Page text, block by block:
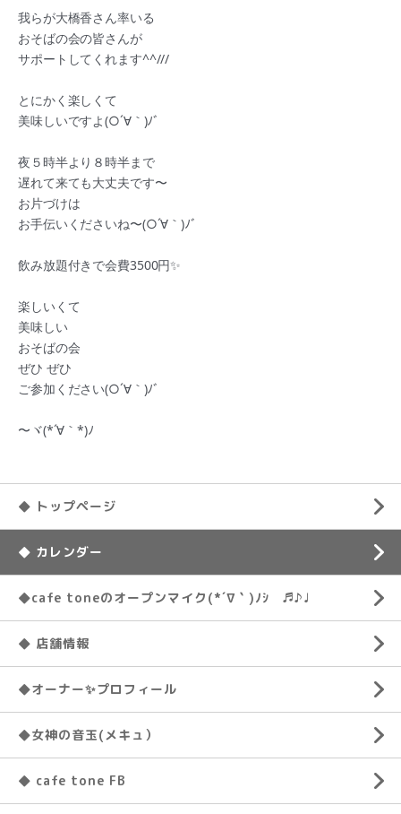
我らが大橋香さん率いる
おそばの会の皆さんが
サポートしてくれます^^///
とにかく楽しくて
美味しいですよ(○´∀｀)ﾉﾞ
夜５時半より８時半まで
遅れて来ても大丈夫です〜
お片づけは
お手伝いくださいね〜(○´∀｀)ﾉﾞ
飲み放題付きで会費3500円✨
楽しいくて
美味しい
おそばの会
ぜひ ぜひ
ご参加ください(○´∀｀)ﾉﾞ
〜ヾ(*´∀｀*)ﾉ
◆ トップページ
◆ カレンダー
◆cafe toneのオープンマイク(*´∇｀)ﾉｼ ♬♪♩
◆ 店舗情報
◆オーナー✨プロフィール
◆女神の音玉(メキュ）
◆ cafe tone FB